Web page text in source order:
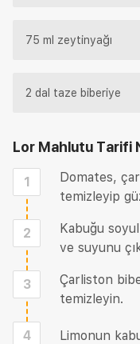
75 ml zeytinyağı
2 dal taze biberiye
Lor Mahlutu Tarifi
1
Domates,
temizleyip
2
Kabuğu
ve suyunu
3
Çarliston
temizleyin.
4 Limonun